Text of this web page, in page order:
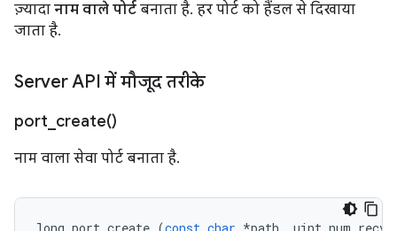
ज़्यादा नाम वाले पोर्ट बनाता है. हर पोर्ट को हैंडल से दिखाया
जाता है.
Server API में मौजूद तरीके
port_create()
नाम वाला सेवा पोर्ट बनाता है.